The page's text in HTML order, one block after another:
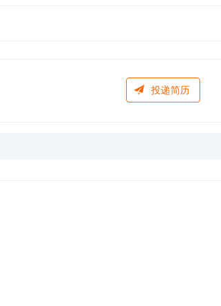
投递简历